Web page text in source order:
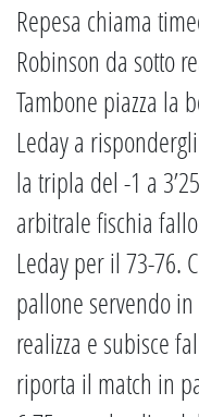
Repesa chiama
Robinson da sotto
Tambone piazza la
Leday a
la tripla del -1 a
arbitrale fischia
Leday per il 73-76.
pallone servendo
realizza e subisce
riporta il match in